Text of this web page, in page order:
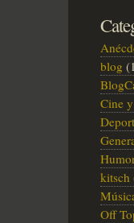
blog
Cine
kitsch
Off